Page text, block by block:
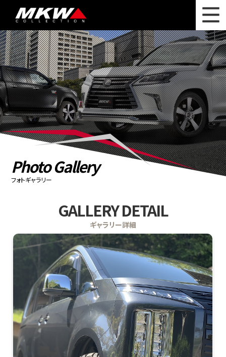
WHAT'S NEW ニュース
WHEEL LINEUP ホイールラインナップ
OTHER PRODUCT 関連製品
PHOTO GALLERY フォトギャラリー
カタログ請求
PRIVACY POLICY 個人情報保護方針
Photo Gallery
フォトギャラリー
GALLERY DETAIL
ギャラリー詳細